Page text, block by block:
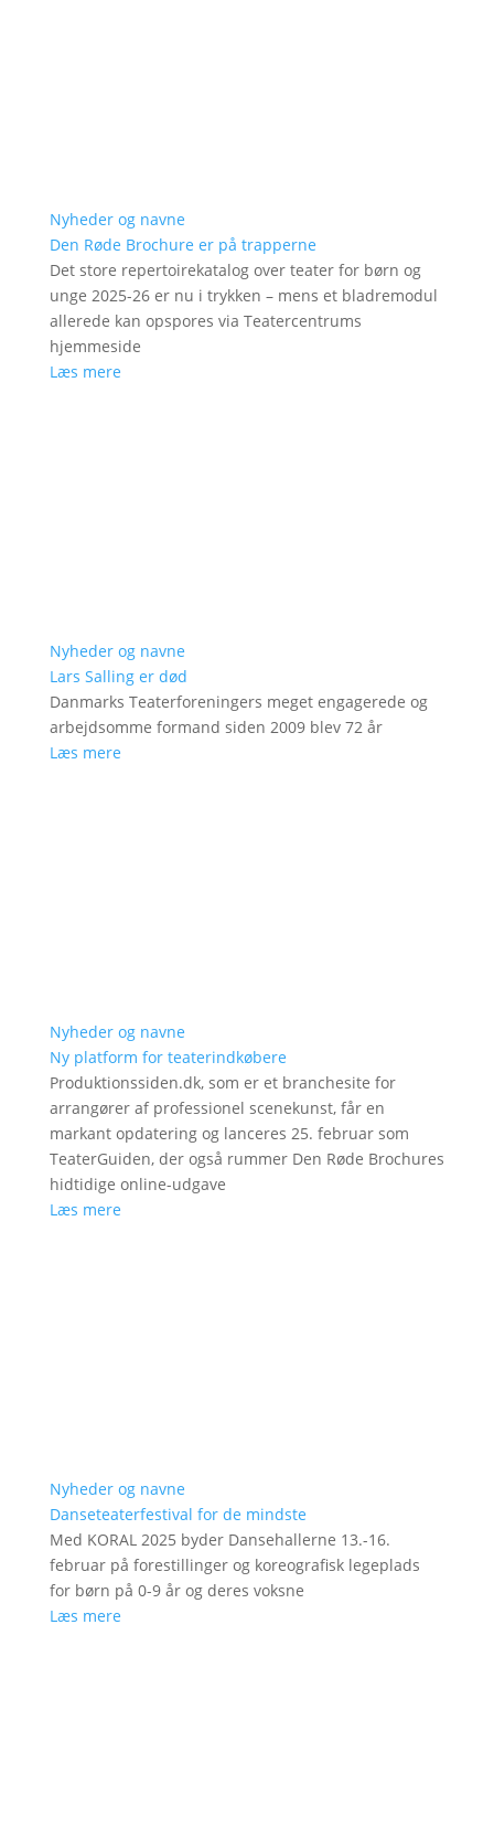
Nyheder og navne
Den Røde Brochure er på trapperne
Det store repertoirekatalog over teater for børn og
unge 2025-26 er nu i trykken – mens et bladremodul
allerede kan opspores via Teatercentrums
hjemmeside
Læs mere
Nyheder og navne
Lars Salling er død
Danmarks Teaterforeningers meget engagerede og
arbejdsomme formand siden 2009 blev 72 år
Læs mere
Nyheder og navne
Ny platform for teaterindkøbere
Produktionssiden.dk, som er et branchesite for
arrangører af professionel scenekunst, får en
markant opdatering og lanceres 25. februar som
TeaterGuiden, der også rummer Den Røde Brochures
hidtidige online-udgave
Læs mere
Nyheder og navne
Danseteaterfestival for de mindste
Med KORAL 2025 byder Dansehallerne 13.-16.
februar på forestillinger og koreografisk legeplads
for børn på 0-9 år og deres voksne
Læs mere